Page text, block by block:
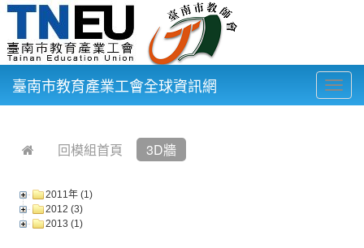
臺南市教育產業工會全球資訊網
回模組首頁 3D牆
2011年 (1)
2012 (3)
2013 (1)